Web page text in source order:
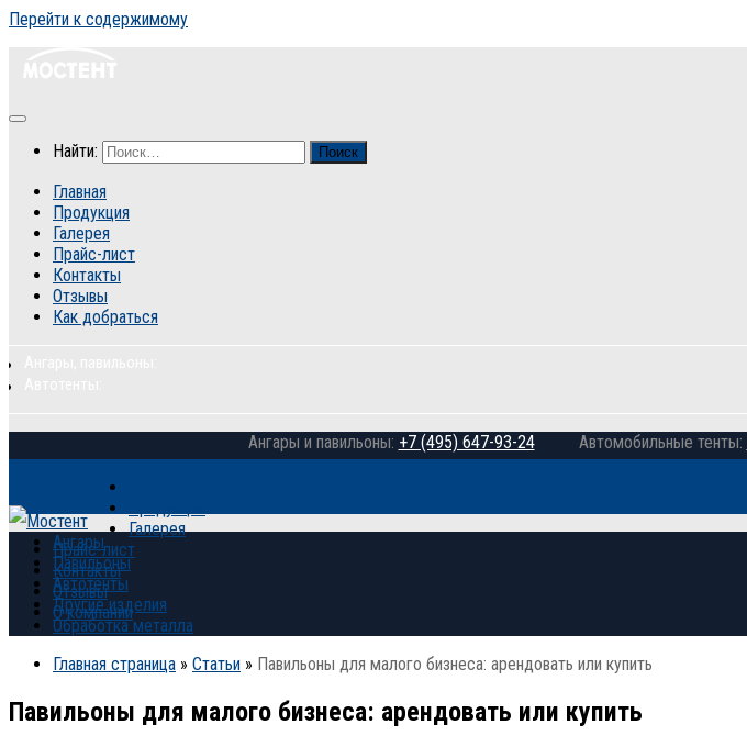
Перейти к содержимому
Найти:
Главная
Продукция
Галерея
Прайс-лист
Контакты
Отзывы
Как добраться
Ангары и павильоны: +7 (495) 647-93-24 Автомобильные тенты:
Галерея
Прайс-лист
Контакты
Отзывы
О компании
Ангары
Павильоны
Автотенты
Другие изделия
Обработка металла
Главная страница » Статьи » Павильоны для малого бизнеса: арендовать или купить
Павильоны для малого бизнеса: арендовать или купить